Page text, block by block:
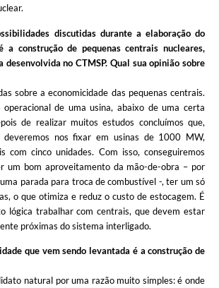
discutidas durante a elaboração do
a construção de pequenas centrais nucleares,
no CTMSP. Qual sua opinião sobre
sobre a economicidade das pequenas centrais.
de uma usina, abaixo de uma certa
de realizar muitos estudos concluímos que,
nos fixar em usinas de 1000 MW,
com cinco unidades. Com isso, conseguiremos
um bom aproveitamento da mão-de-obra – por
parada para troca de combustível -, ter um só
o que otimiza e reduz o custo de estocagem. É
lógica trabalhar com centrais, que devem estar
próximas do sistema interligado.
que vem sendo levantada é a construção de
natural por uma razão muito simples: é onde